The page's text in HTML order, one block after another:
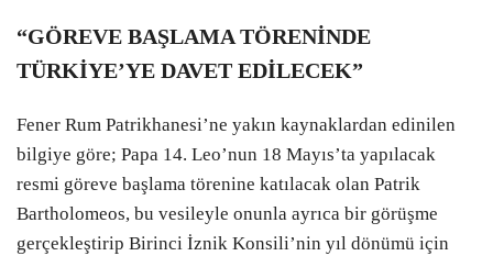
“GÖREVE BAŞLAMA TÖRENİNDE
TÜRKİYE’YE DAVET EDİLECEK”
Fener Rum Patrikhanesi’ne yakın kaynaklardan edinilen
bilgiye göre; Papa 14. Leo’nun 18 Mayıs’ta yapılacak
resmi göreve başlama törenine katılacak olan Patrik
Bartholomeos, bu vesileyle onunla ayrıca bir görüşme
gerçekleştirip Birinci İznik Konsili’nin yıl dönümü için